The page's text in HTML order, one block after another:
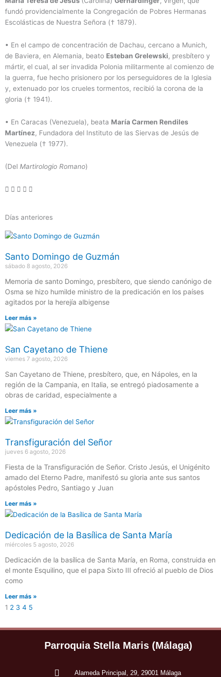
fundó providencialmente la Congregación de Pobres Hermanas
Escolásticas de Nuestra Señora († 1879).
• En el campo de concentración de Dachau, cercano a Munich,
de Baviera, en Alemania, beato Esteban Grelewski, presbítero y
mártir, el cual, al ser invadida Polonia militarmente al comienzo de
la guerra, fue hecho prisionero por los perseguidores de la Iglesia
y, extenuado por los crueles tormentos, recibió la corona de la
gloria († 1941).
• En Caracas (Venezuela), beata María Carmen Rendiles
Martínez, Fundadora del Instituto de las Siervas de Jesús de
Venezuela († 1977).
(Del Martirologio Romano)
Días anteriores
Santo Domingo de Guzmán
sábado 8 agosto, 2026
Memoria de santo Domingo, presbítero, que siendo canónigo de
Osma se hizo humilde ministro de la predicación en los países
agitados por la herejía albigense
Leer más »
San Cayetano de Thiene
viernes 7 agosto, 2026
San Cayetano de Thiene, presbítero, que, en Nápoles, en la
región de la Campania, en Italia, se entregó piadosamente a
obras de caridad, especialmente a
Leer más »
Transfiguración del Señor
jueves 6 agosto, 2026
Fiesta de la Transfiguración de Señor. Cristo Jesús, el Unigénito
amado del Eterno Padre, manifestó su gloria ante sus santos
apóstoles Pedro, Santiago y Juan
Leer más »
Dedicación de la Basílica de Santa María
miércoles 5 agosto, 2026
Dedicación de la basílica de Santa María, en Roma, construida en
el monte Esquilino, que el papa Sixto III ofreció al pueblo de Dios
como
Leer más »
Página
1
Página
2
Página
3
Página
4
Página
5
Parroquia Stella Maris (Málaga)
Alameda Principal, 29, 29001 Málaga